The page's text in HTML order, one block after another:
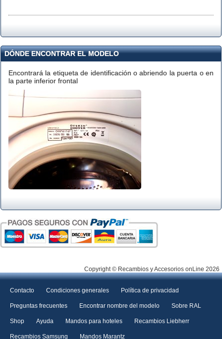
DÓNDE ENCONTRAR EL MODELO
Encontrará la etiqueta de identificación o abriendo la puerta o en
la parte inferior frontal
Copyright © Recambios y Accesorios onLine 2026
Contacto Condiciones generales Política de privacidad
Preguntas frecuentes Encontrar nombre del modelo Sobre RAL
Shop Ayuda Mandos para hoteles Recambios Liebherr
Recambios Samsung Mandos Marantz